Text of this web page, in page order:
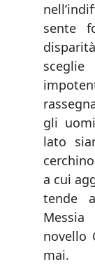
sente
gli
lato
a cui
tende
novello
mai.